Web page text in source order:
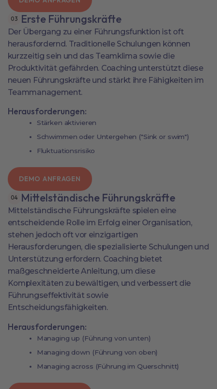
03 Erste Führungskräfte
Der Übergang zu einer Führungsfunktion ist oft
herausfordernd. Traditionelle Schulungen können
kurzzeitig sein und das Teamklima sowie die
Produktivität gefährden. Coaching unterstützt diese
neuen Führungskräfte und stärkt ihre Fähigkeiten im
Teammanagement.
Herausforderungen:
Stärken aktivieren
Schwimmen oder Untergehen ("Sink or swim")
Fluktuationsrisiko
DEMO ANFRAGEN
04 Mittelständische Führungskräfte
Mittelständische Führungskräfte spielen eine
entscheidende Rolle im Erfolg einer Organisation,
stehen jedoch oft vor einzigartigen
Herausforderungen, die spezialisierte Schulungen und
Unterstützung erfordern. Coaching bietet
maßgeschneiderte Anleitung, um diese
Komplexitäten zu bewältigen, und verbessert die
Führungseffektivität sowie
Entscheidungsfähigkeiten.
Herausforderungen:
Managing up (Führung von unten)
Managing down (Führung von oben)
Managing across (Führung im Querschnitt)